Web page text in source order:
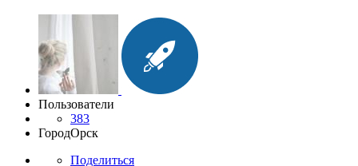
Пользователи
383
ГородОрск
Поделиться